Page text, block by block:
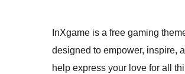
InXgame is a free gaming
designed to empower, inspire,
help express your love for all